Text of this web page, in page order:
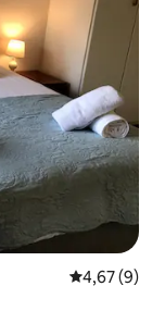
Calificación
4,67 (9)